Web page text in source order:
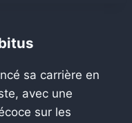
sa carrière en
avec une
sur les